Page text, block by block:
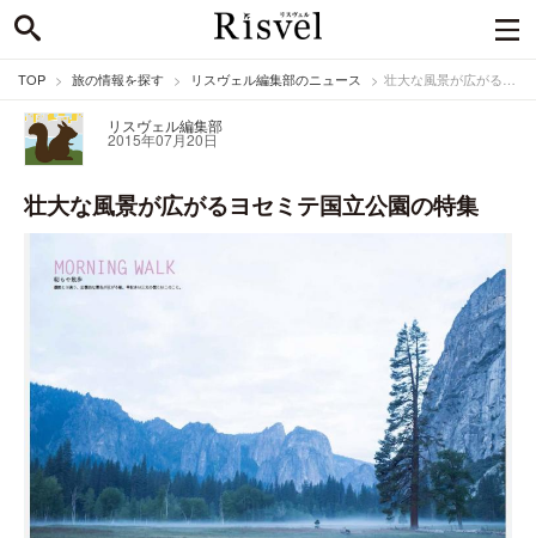
TOP 旅の情報を探す リスヴェル編集部のニュース 壮大な風景が広がるヨセミテ国立公園の特集
リスヴェル編集部
2015年07月20日
壮大な風景が広がるヨセミテ国立公園の特集